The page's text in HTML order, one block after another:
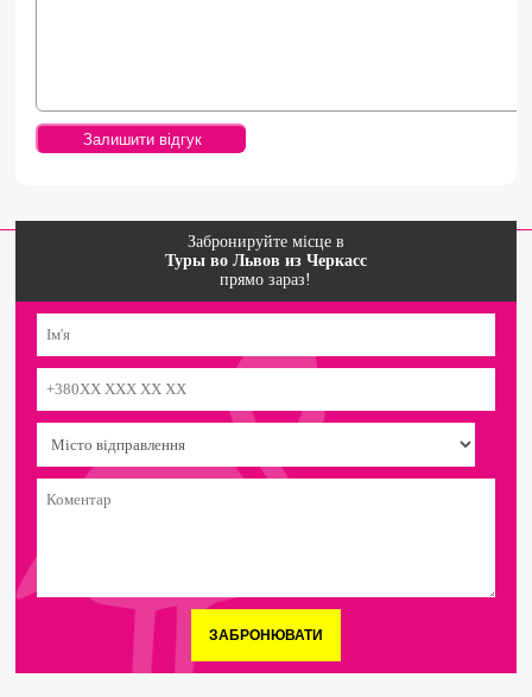
Забронируйте місце в
Туры во Львов из Черкасс
прямо зараз!
ЗАБРОНЮВАТИ